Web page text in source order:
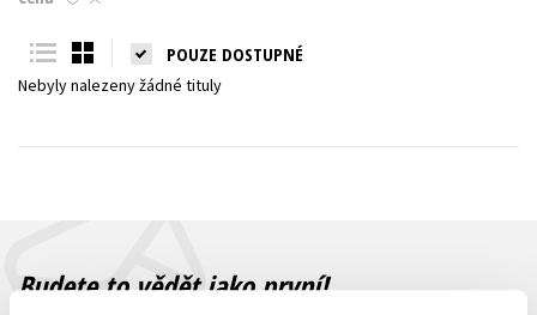
Young adult (SK)
Všechny tituly
POUZE DOSTUPNÉ
Nebyly nalezeny žádné tituly
Budete to vědět jako první!